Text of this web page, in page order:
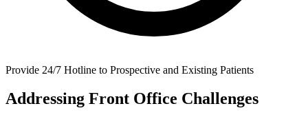
Provide 24/7 Hotline to Prospective and Existing Patients
Addressing Front Office Challenges